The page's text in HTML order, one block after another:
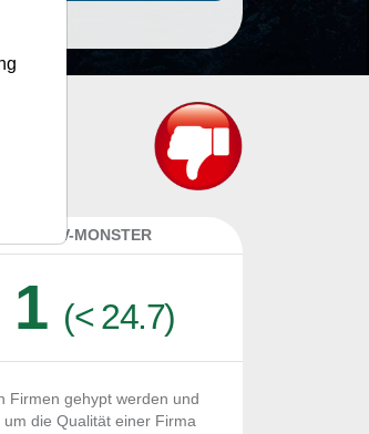
KUV-MONSTER
1 (< 24.7)
Firmen gehypt werden und
um die Qualität einer Firma